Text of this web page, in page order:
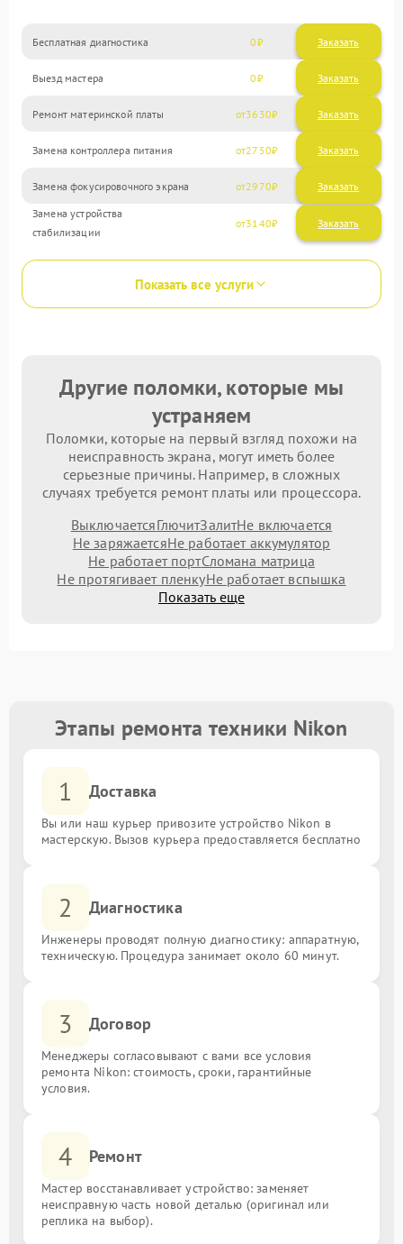
Бесплатная диагностика 0 Заказать
Выезд мастера 0 Заказать
Ремонт материнской платы 3630
Замена контроллера питания 2750
Замена фокусировочного экрана 2970
Замена устройства
стабилизации
3140
Показать все услуги
Другие поломки, которые мы
устраняем
Поломки, которые на первый взгляд похожи на
неисправность экрана, могут иметь более
серьезные причины. Например, в сложных
случаях требуется ремонт платы или процессора.
ВыключаетсяГлючитЗалитНе включается
Не заряжаетсяНе работает аккумулятор
Не работает портСломана матрица
Не протягивает пленкуНе работает вспышка
Показать еще
Этапы ремонта техники Nikon
1 Доставка
Вы или наш курьер привозите устройство Nikon в
мастерскую. Вызов курьера предоставляется бесплатно
2 Диагностика
Инженеры проводят полную диагностику: аппаратную,
техническую. Процедура занимает около 60 минут.
3 Договор
Менеджеры согласовывают с вами все условия
ремонта Nikon: стоимость, сроки, гарантийные
условия.
4 Ремонт
Мастер восстанавливает устройство: заменяет
неисправную часть новой деталью (оригинал или
реплика на выбор).